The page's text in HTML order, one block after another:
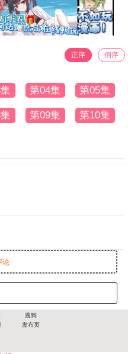
正序 倒序
第04集 第05集
第09集 第10集
论
搜狗
发布页